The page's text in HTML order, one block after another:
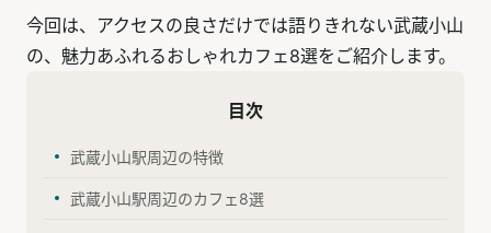
今回は、アクセスの良さだけでは語りきれない武蔵小山
の、魅力あふれるおしゃれカフェ8選をご紹介します。
目次
武蔵小山駅周辺の特徴
武蔵小山駅周辺のカフェ8選